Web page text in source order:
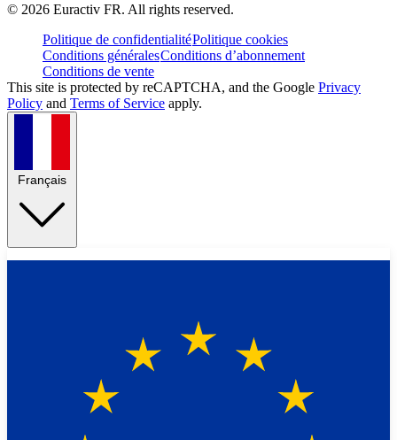
© 2026 Euractiv FR. All rights reserved.
Politique de confidentialitéPolitique cookies
Conditions généralesConditions d’abonnement
Conditions de vente
This site is protected by reCAPTCHA, and the Google Privacy
Policy and Terms of Service apply.
Français